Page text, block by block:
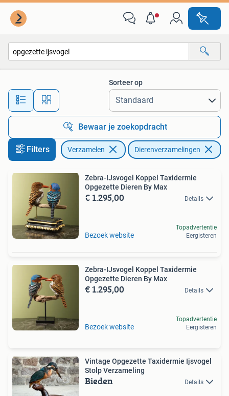
Alle afstanden…
Sorteer op
Bewaar je zoekopdracht
Filters Verzamelen Dierenverzamelingen
Zebra-IJsvogel Koppel Taxidermie
Opgezette Dieren By Max
€ 1.295,00 Details
Bezoek website
Topadvertentie
Eergisteren
Zebra-IJsvogel Koppel Taxidermie
Opgezette Dieren By Max
€ 1.295,00 Details
Bezoek website
Topadvertentie
Eergisteren
Vintage Opgezette Taxidermie Ijsvogel
Stolp Verzameling
Bieden Details